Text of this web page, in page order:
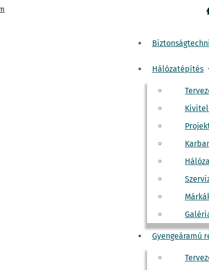
Hálózatépítés
Gyengeáramú
távolléte alatt vajon mi történik a saját üzletében
két fő feladatot lát el, az egyik a dolgozói viselkedés
az elkövető arcát. A
Hikvision kamerák